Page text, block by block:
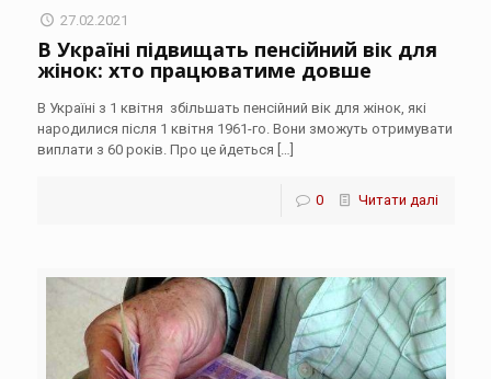
27.02.2021
В Україні підвищать пенсійний вік для
жінок: хто працюватиме довше
В Україні з 1 квітня збільшать пенсійний вік для жінок, які
народилися після 1 квітня 1961-го. Вони зможуть отримувати
виплати з 60 років. Про це йдеться […]
0 Читати далі